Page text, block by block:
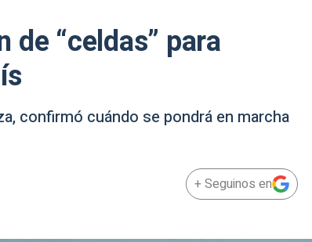
de “celdas” para
confirmó cuándo se pondrá en marcha
+ Seguinos en